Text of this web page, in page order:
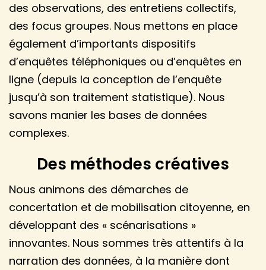
des observations, des entretiens collectifs,
des focus groupes. Nous mettons en place
également d’importants dispositifs
d’enquêtes téléphoniques ou d’enquêtes en
ligne (depuis la conception de l’enquête
jusqu’à son traitement statistique). Nous
savons manier les bases de données
complexes.
Des méthodes créatives
Nous animons des démarches de
concertation et de mobilisation citoyenne, en
développant des « scénarisations »
innovantes. Nous sommes très attentifs à la
narration des données, à la manière dont